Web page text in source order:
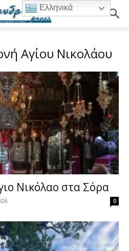
Αγίου Νικολάου
Νικόλαο στα Σόρα
0
Ελληνικά